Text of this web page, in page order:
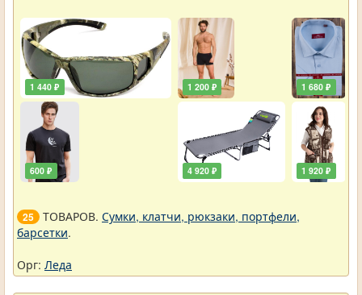
1 440 ₽
600 ₽
1 200 ₽
4 920 ₽
1 680 ₽
1 920 ₽
25 ТОВАРОВ. Сумки, клатчи, рюкзаки, портфели,
барсетки.
Орг: Леда